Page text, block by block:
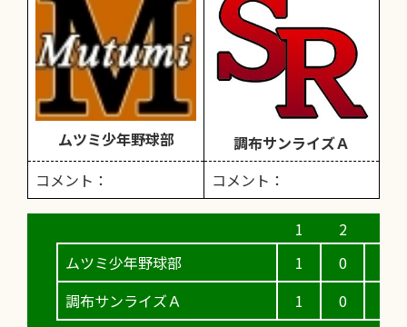
ムツミ少年野球部
調布サンライズＡ
コメント：
コメント：
ムツミ少年野球部
調布サンライズＡ
1
1
0
0